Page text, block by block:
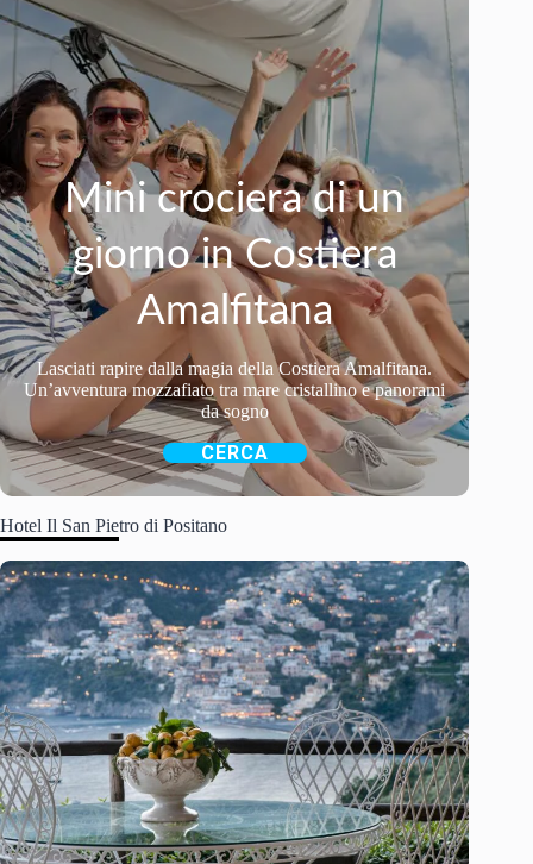
Mini crociera di un
giorno in Costiera
Amalfitana
Lasciati rapire dalla magia della Costiera Amalfitana.
Un’avventura mozzafiato tra mare cristallino e panorami
da sogno
CERCA
Hotel Il San Pietro di Positano